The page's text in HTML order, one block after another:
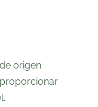
origen